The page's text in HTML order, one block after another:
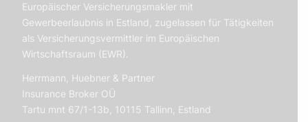
Europäischer Versicherungsmakler mit
Gewerbeerlaubnis in Estland, zugelassen für Tätigkeiten
als Versicherungsvermittler im Europäischen
Wirtschaftsraum (EWR).
Herrmann, Huebner & Partner
Insurance Broker OÜ
Tartu mnt 67/1-13b, 10115 Tallinn, Estland